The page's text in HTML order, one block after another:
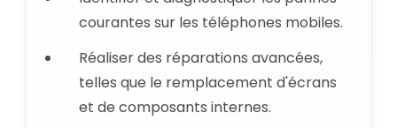
courantes sur les téléphones mobiles.
Réaliser des réparations avancées,
telles que le remplacement d'écrans
et de composants internes.